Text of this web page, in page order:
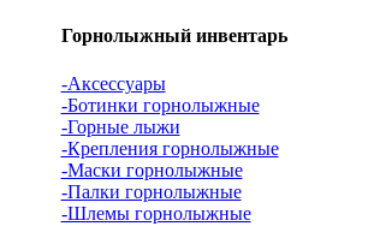
Горнолыжный инвентарь
-Аксессуары
-Ботинки горнолыжные
-Горные лыжи
-Крепления горнолыжные
-Маски горнолыжные
-Палки горнолыжные
-Шлемы горнолыжные